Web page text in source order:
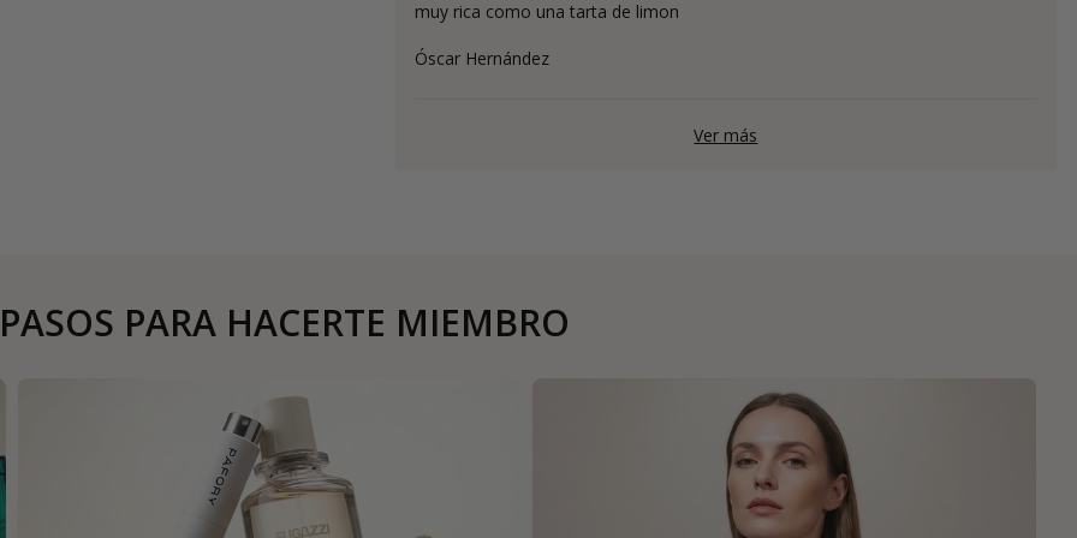
muy rica como una tarta de limon
Óscar Hernández
Ver más
PARA HACERTE MIEMBRO